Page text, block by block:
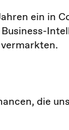
ein in
die